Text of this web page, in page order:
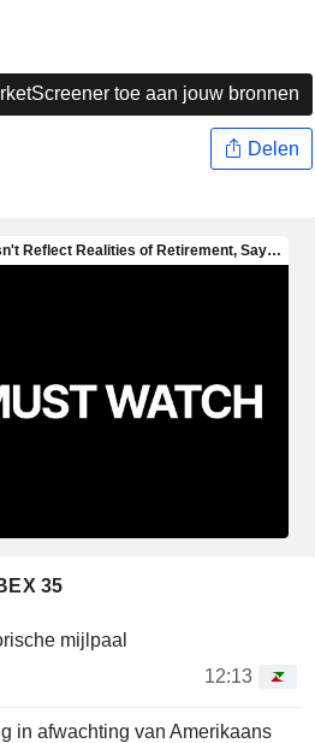
toe aan jouw bronnen
Delen
35
mijlpaal
12:13
in afwachting van Amerikaans